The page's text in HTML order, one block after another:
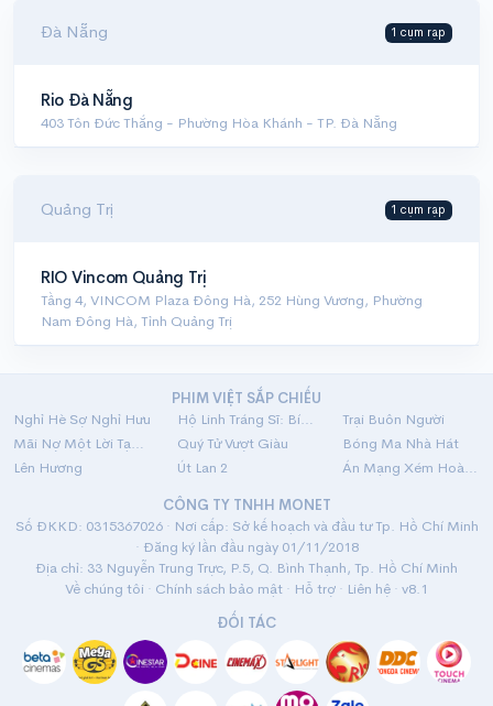
Đà Nẵng 1 cụm rạp
Rio Đà Nẵng
403 Tôn Đức Thắng - Phường Hòa Khánh - TP. Đà Nẵng
Quảng Trị 1 cụm rạp
RIO Vincom Quảng Trị
Tầng 4, VINCOM Plaza Đông Hà, 252 Hùng Vương, Phường
Nam Đông Hà, Tỉnh Quảng Trị
PHIM VIỆT SẮP CHIẾU
Nghỉ Hè Sợ Nghỉ Hưu
Hộ Linh Tráng Sĩ: Bí Ẩn Mộ Vua Đinh
Trại Buôn Người
Mãi Nợ Một Lời Tạm Biệt
Quý Tử Vượt Giàu
Bóng Ma Nhà Hát
Lên Hương
Út Lan 2
Án Mạng Xém Hoàn Hảo
CÔNG TY TNHH MONET
Số ĐKKD: 0315367026 · Nơi cấp: Sở kế hoạch và đầu tư Tp. Hồ Chí Minh
· Đăng ký lần đầu ngày 01/11/2018
Địa chỉ: 33 Nguyễn Trung Trực, P.5, Q. Bình Thạnh, Tp. Hồ Chí Minh
Về chúng tôi · Chính sách bảo mật · Hỗ trợ · Liên hệ · v8.1
ĐỐI TÁC